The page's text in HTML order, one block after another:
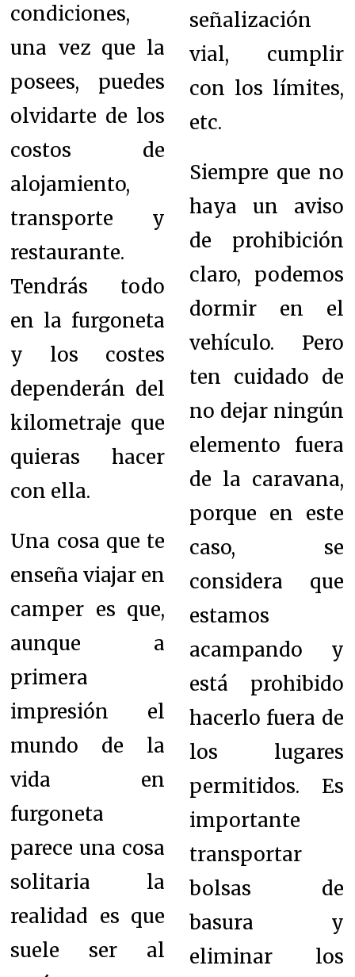
condiciones,
una vez que la
posees, puedes
olvidarte de los
costos de
alojamiento,
transporte y
restaurante.
Tendrás todo
en la furgoneta
y los costes
dependerán del
kilometraje que
quieras hacer
con ella.
Una cosa que te
enseña viajar en
camper es que,
aunque a
primera
impresión el
mundo de la
vida en
furgoneta
parece una cosa
solitaria la
realidad es que
suele ser al
señalización
vial, cumplir
con los límites,
etc.
Siempre que no
haya un aviso
de prohibición
claro, podemos
dormir en el
vehículo. Pero
ten cuidado de
no dejar ningún
elemento fuera
de la caravana,
porque en este
caso, se
considera que
estamos
acampando y
está prohibido
hacerlo fuera de
los lugares
permitidos. Es
importante
transportar
bolsas de
basura y
eliminar los